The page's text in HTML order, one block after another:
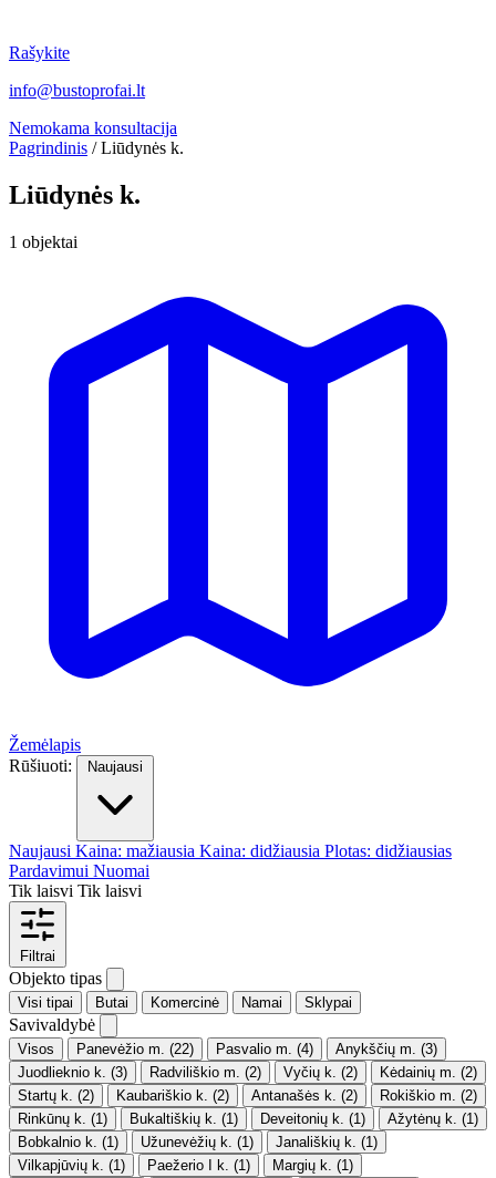
Rašykite
info@bustoprofai.lt
Nemokama konsultacija
Pagrindinis /Liūdynės k.
Liūdynės k.
1 objektai
Žemėlapis
Rūšiuoti:
Naujausi
Naujausi Kaina: mažiausia Kaina: didžiausia Plotas: didžiausias
Pardavimui Nuomai
Tik laisvi Tik laisvi
Filtrai
Objekto tipas
Visi tipai Butai Komercinė Namai Sklypai
Savivaldybė
Visos Panevėžio m. (22) Pasvalio m. (4) Anykščių m. (3)
Juodlieknio k. (3) Radviliškio m. (2) Vyčių k. (2) Kėdainių m. (2)
Startų k. (2) Kaubariškio k. (2) Antanašės k. (2) Rokiškio m. (2)
Rinkūnų k. (1) Bukaltiškių k. (1) Deveitonių k. (1) Ažytėnų k. (1)
Bobkalnio k. (1) Užunevėžių k. (1) Janališkių k. (1)
Vilkapjūvių k. (1) Paežerio I k. (1) Margių k. (1)